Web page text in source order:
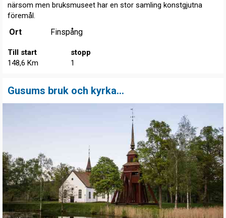
närsom men bruksmuseet har en stor samling konstgjutna
föremål.
Ort Finspång
Till start
148,6 Km
stopp
1
Gusums bruk och kyrka...